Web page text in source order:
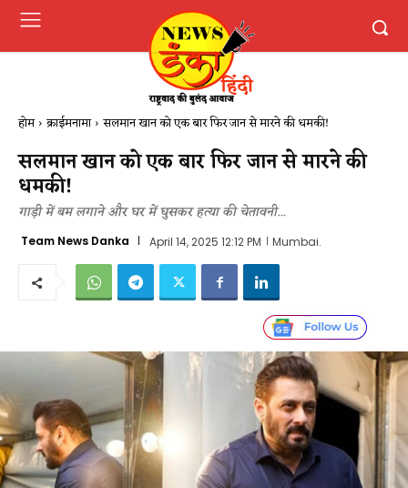
होम क्राईमनामा सलमान खान को एक बार फिर जान से मारने की धमकी!
सलमान खान को एक बार फिर जान से मारने की
धमकी!
गाड़ी में बम लगाने और घर में घुसकर हत्या की चेतावनी...
Team News Danka April 14, 2025 12:12 PM Mumbai.